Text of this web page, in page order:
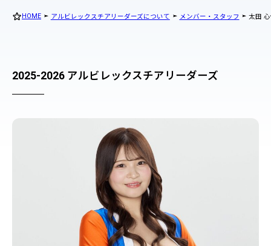
HOME アルビレックスチアリーダーズについて メンバー・スタッフ 太田
2025-2026 アルビレックスチアリーダーズ